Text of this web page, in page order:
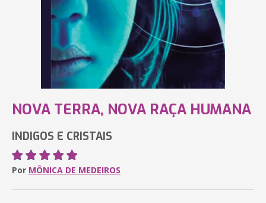
NOVA TERRA, NOVA RAÇA HUMANA
INDIGOS E CRISTAIS
Por MÔNICA DE MEDEIROS